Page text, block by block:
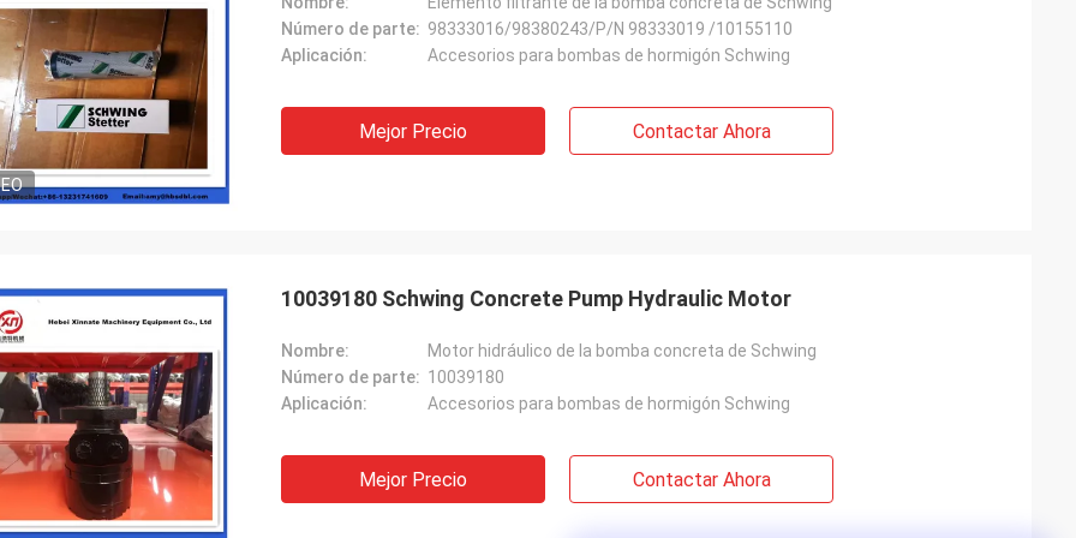
Número de parte: 98333016/98380243/P/N 98333019 /10155110
Aplicación:
Accesorios para bombas de hormigón Schwing
Mejor Precio Contactar Ahora
10039180 Schwing Concrete Pump Hydraulic Motor
Nombre:
Motor hidráulico de la bomba concreta de Schwing
Número de parte: 10039180
Aplicación:
Accesorios para bombas de hormigón Schwing
Mejor Precio Contactar Ahora